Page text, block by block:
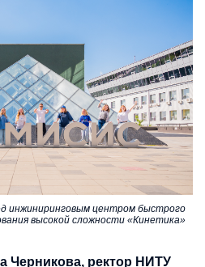
центром быстрого
высокой сложности «Кинетика»
Черникова, ректор НИТУ